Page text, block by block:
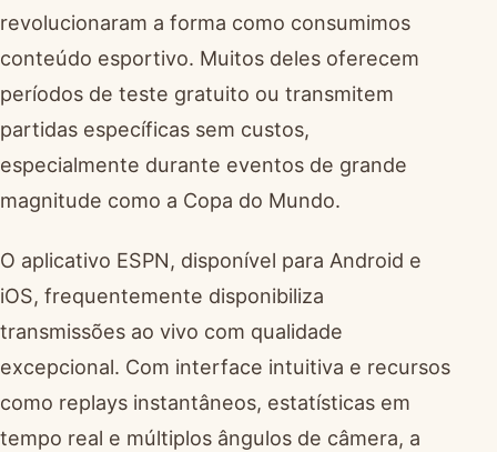
revolucionaram a forma como consumimos
conteúdo esportivo. Muitos deles oferecem
períodos de teste gratuito ou transmitem
partidas específicas sem custos,
especialmente durante eventos de grande
magnitude como a Copa do Mundo.
O aplicativo ESPN, disponível para Android e
iOS, frequentemente disponibiliza
transmissões ao vivo com qualidade
excepcional. Com interface intuitiva e recursos
como replays instantâneos, estatísticas em
tempo real e múltiplos ângulos de câmera, a